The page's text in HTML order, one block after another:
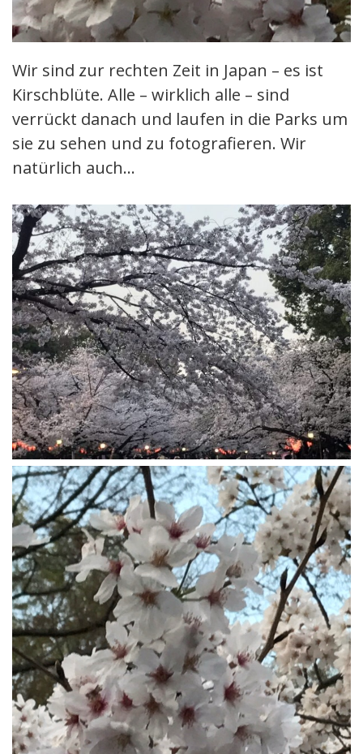
Wir sind zur rechten Zeit in Japan – es ist
Kirschblüte. Alle – wirklich alle – sind
verrückt danach und laufen in die Parks um
sie zu sehen und zu fotografieren. Wir
natürlich auch…